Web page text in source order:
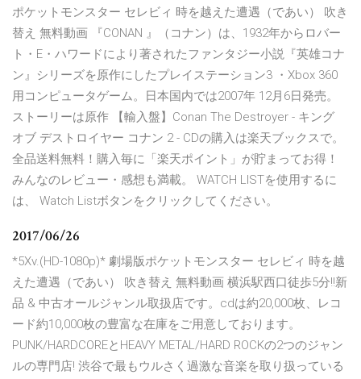
ポケットモンスター セレビィ 時を越えた遭遇（であい） 吹き
替え 無料動画 『CONAN 』（コナン）は、1932年からロバー
ト・E・ハワードにより著されたファンタジー小説『英雄コナ
ン』シリーズを原作にしたプレイステーション3 ・Xbox 360
用コンピュータゲーム。日本国内では2007年 12月6日発売。
ストーリーは原作 【輸入盤】Conan The Destroyer - キング
オブ デストロイヤー コナン 2 - CDの購入は楽天ブックスで。
全品送料無料！購入毎に「楽天ポイント」が貯まってお得！
みんなのレビュー・感想も満載。 WATCH LISTを使用するに
は、 Watch Listボタンをクリックしてください。
2017/06/26
*5Xv.(HD-1080p)* 劇場版ポケットモンスター セレビィ 時を越
えた遭遇（であい） 吹き替え 無料動画 横浜駅西口徒歩5分!!新
品 & 中古オールジャンル取扱店です。cdは約20,000枚、レコ
ード約10,000枚の豊富な在庫をご用意しております。
PUNK/HARDCOREとHEAVY METAL/HARD ROCKの2つのジャン
ルの専門店! 渋谷で最もウルさく過激な音楽を取り扱っている